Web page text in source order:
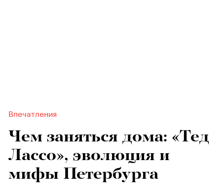
Впечатления
Чем заняться дома: «Тед
Лассо», эволюция и
мифы Петербурга